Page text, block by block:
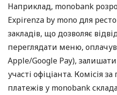
Наприклад, monobank
Expirenza by mono для
закладів, що дозволяє
переглядати меню,
Apple/Google Pay), залишати
участі офіціанта. Комісія
платежів у monobank